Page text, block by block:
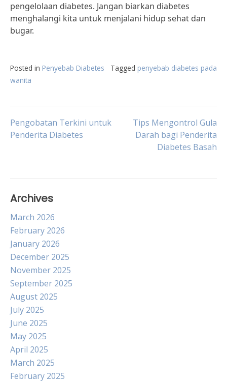
pengelolaan diabetes. Jangan biarkan diabetes
menghalangi kita untuk menjalani hidup sehat dan
bugar.
Posted in Penyebab Diabetes Tagged penyebab diabetes pada
wanita
Post
Pengobatan Terkini untuk
Penderita Diabetes
Tips Mengontrol Gula
Darah bagi Penderita
Diabetes Basah
Archives
March 2026
February 2026
January 2026
December 2025
November 2025
September 2025
August 2025
July 2025
June 2025
May 2025
April 2025
March 2025
February 2025